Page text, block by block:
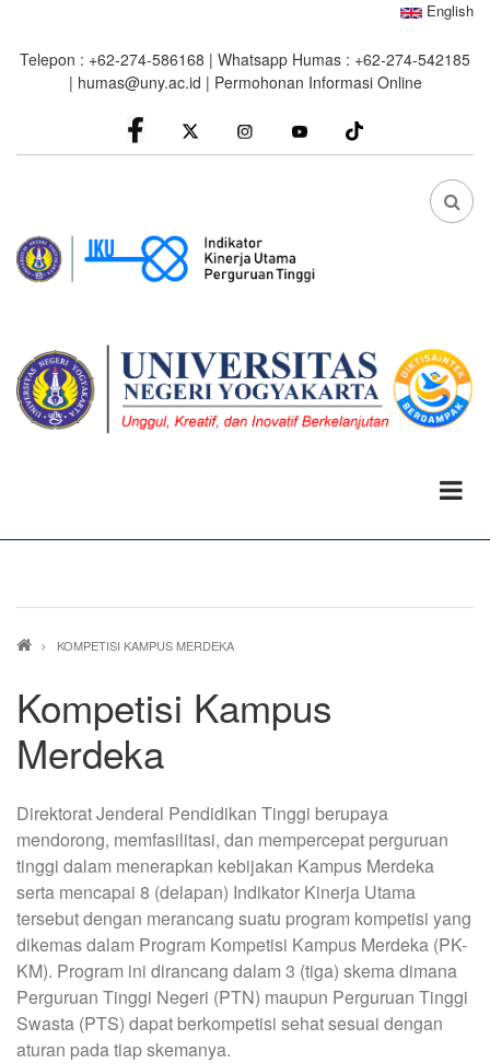
main
English
Telepon : +62-274-586168 | Whatsapp Humas : +62-274-542185
| humas@uny.ac.id | Permohonan Informasi Online
facebook
Instagram youtube
FA
Breadcrumb
KOMPETISI KAMPUS MERDEKA
Kompetisi Kampus
Merdeka
Direktorat Jenderal Pendidikan Tinggi berupaya
mendorong, memfasilitasi, dan mempercepat perguruan
tinggi dalam menerapkan kebijakan Kampus Merdeka
serta mencapai 8 (delapan) Indikator Kinerja Utama
tersebut dengan merancang suatu program kompetisi yang
dikemas dalam Program Kompetisi Kampus Merdeka (PK-
KM). Program ini dirancang dalam 3 (tiga) skema dimana
Perguruan Tinggi Negeri (PTN) maupun Perguruan Tinggi
Swasta (PTS) dapat berkompetisi sehat sesuai dengan
aturan pada tiap skemanya.